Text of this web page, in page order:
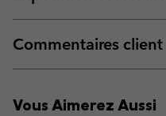
Commentaires client
Vous Aimerez Aussi